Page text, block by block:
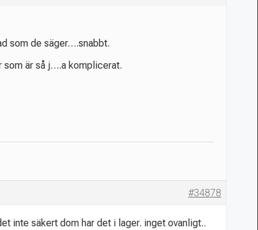
som de säger….snabbt.
som är så j….a komplicerat.
#34878
inte säkert dom har det i lager. inget ovanligt..